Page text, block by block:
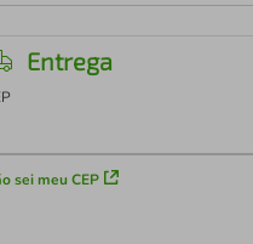
Entrega
sei meu CEP